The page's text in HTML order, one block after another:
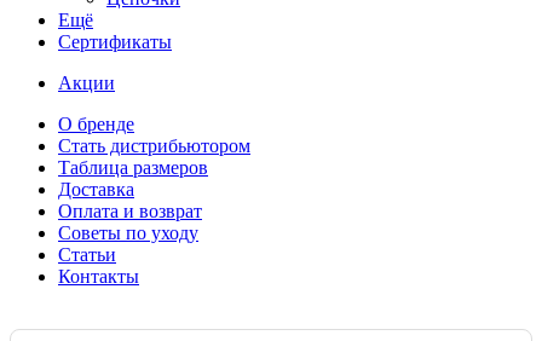
Ещё
Сертификаты
Акции
О бренде
Стать дистрибьютором
Таблица размеров
Доставка
Оплата и возврат
Советы по уходу
Статьи
Контакты